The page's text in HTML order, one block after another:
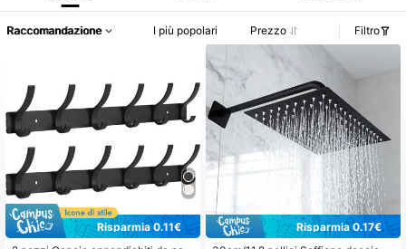
Raccomandazione I più popolari Prezzo Filtro
Risparmia 0.11€
Risparmia 0.17€